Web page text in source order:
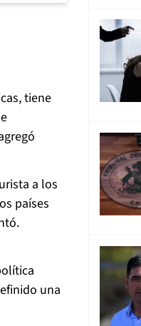
tiene
a los
países
una